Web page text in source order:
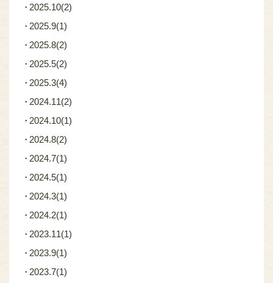
2025.10(2)
2025.9(1)
2025.8(2)
2025.5(2)
2025.3(4)
2024.11(2)
2024.10(1)
2024.8(2)
2024.7(1)
2024.5(1)
2024.3(1)
2024.2(1)
2023.11(1)
2023.9(1)
2023.7(1)